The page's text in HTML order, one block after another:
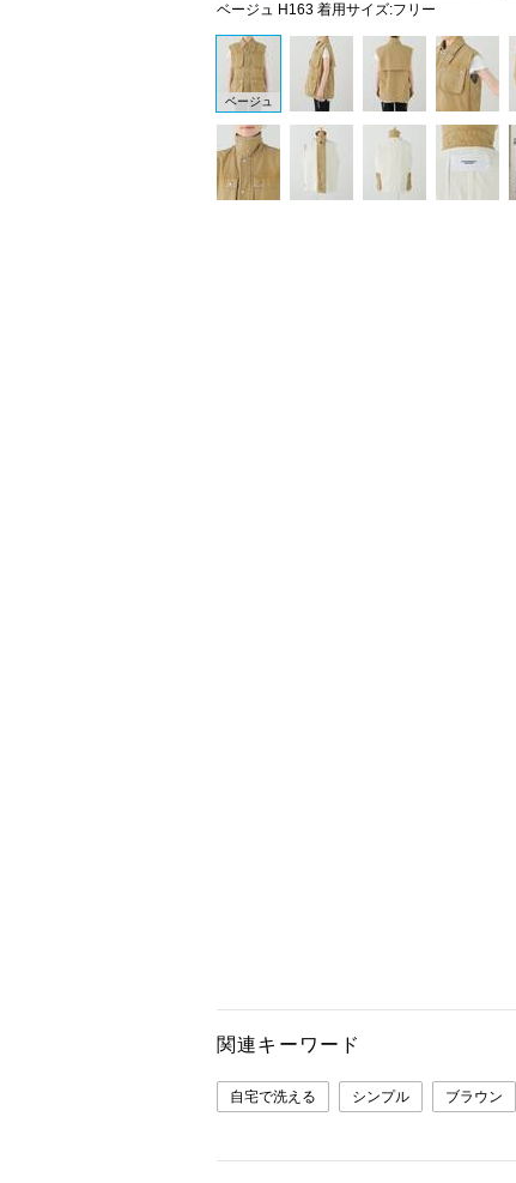
ベージュ H163 着用サイズ:フリー
ベージュ
関連キーワード
自宅で洗える シンプル ブラウン